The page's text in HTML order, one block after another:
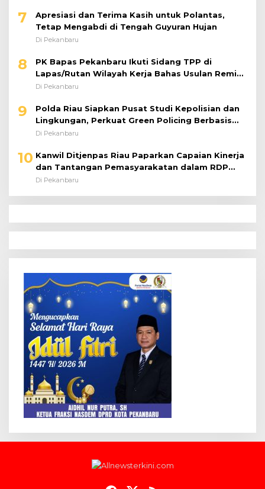
7
Apresiasi dan Terima Kasih untuk Polantas,
Tetap Mengabdi di Tengah Guyuran Hujan
Di Pekanbaru
8
PK Bapas Pekanbaru Ikuti Sidang TPP di
Lapas/Rutan Wilayah Kerja Bahas Usulan Remisi
Umum Jelang Hari Kemerdekaan
Di Pekanbaru
9
Polda Riau Siapkan Pusat Studi Kepolisian dan
Lingkungan, Perkuat Green Policing Berbasis
Riset
Di Pekanbaru
10 Kanwil Ditjenpas Riau Paparkan Capaian Kinerja
dan Tantangan Pemasyarakatan dalam RDP
Bersama Komisi XIII DPR RI
Di Pekanbaru